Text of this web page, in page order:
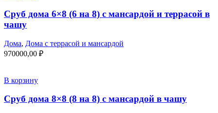
Сруб дома 6×8 (6 на 8) с мансардой и террасой в
чашу
Дома, Дома с террасой и мансардой
970000,00 ₽
В корзину
Сруб дома 8×8 (8 на 8) с мансардой в чашу